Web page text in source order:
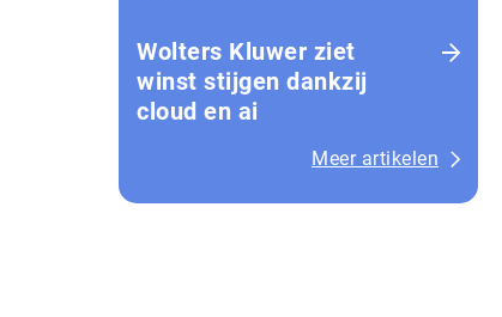
Wolters Kluwer ziet
winst stijgen dankzij
cloud en ai
Meer artikelen